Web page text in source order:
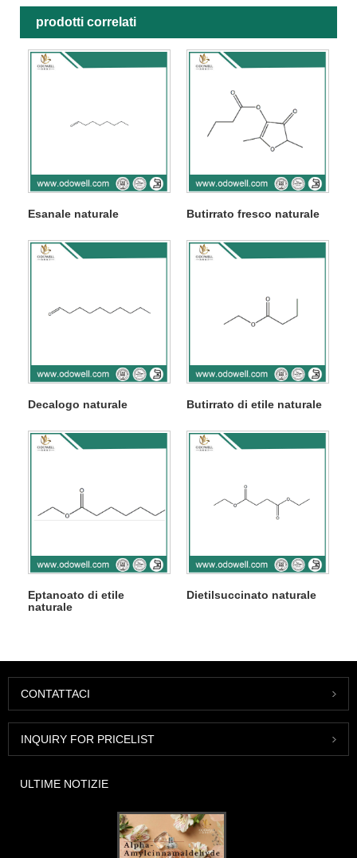
prodotti correlati
Esanale naturale Butirrato fresco naturale
Decalogo naturale Butirrato di etile naturale
Eptanoato di etile
naturale
Dietilsuccinato naturale
CONTATTACI
INQUIRY FOR PRICELIST
ULTIME NOTIZIE